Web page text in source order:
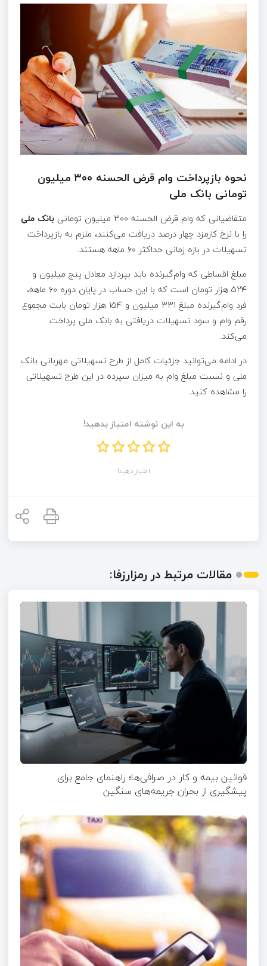
نحوه بازپرداخت وام قرض الحسنه ۳۰۰ میلیون
تومانی بانک ملی
متقاضیانی که وام قرض الحسنه ۳۰۰ میلیون تومانی
بانک ملی
را با نرخ کارمزد چهار درصد دریافت می‌کنند، ملزم به بازپرداخت
تسهیلات در بازه زمانی حداکثر ۶۰ ماهه هستند.
مبلغ اقساطی که وام‌گیرنده باید بپردازد معادل پنج میلیون و
۵۲۴ هزار تومان است که با این حساب در پایان دوره ۶۰ ماهه،
فرد وام‌گیرنده مبلغ ۳۳۱ میلیون و ۱۵۴ هزار تومان بابت مجموع
رقم وام و سود تسهیلات دریافتی به بانک ملی پرداخت
می‌کند.
در ادامه می‌توانید جزئیات کامل از طرح تسهیلاتی مهربانی بانک
ملی و نسبت مبلغ وام به میزان سپرده در این طرح تسهیلاتی
را مشاهده کنید.
به این نوشته امتیاز بدهید!
امتیاز دهید!
مقالات مرتبط در رمزارزفا:
قوانین بیمه و کار در صرافی‌ها؛ راهنمای جامع برای
پیشگیری از بحران جریمه‌های سنگین